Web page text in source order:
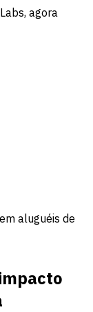
agora
aluguéis de